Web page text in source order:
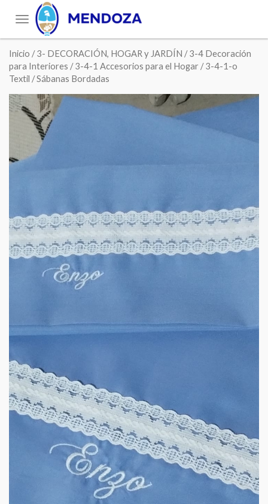
Toggle
navigation
Inicio /3- DECORACIÓN, HOGAR y JARDÍN /3-4 Decoración
para Interiores /3-4-1 Accesorios para el Hogar /3-4-1-o
Textil / Sábanas Bordadas